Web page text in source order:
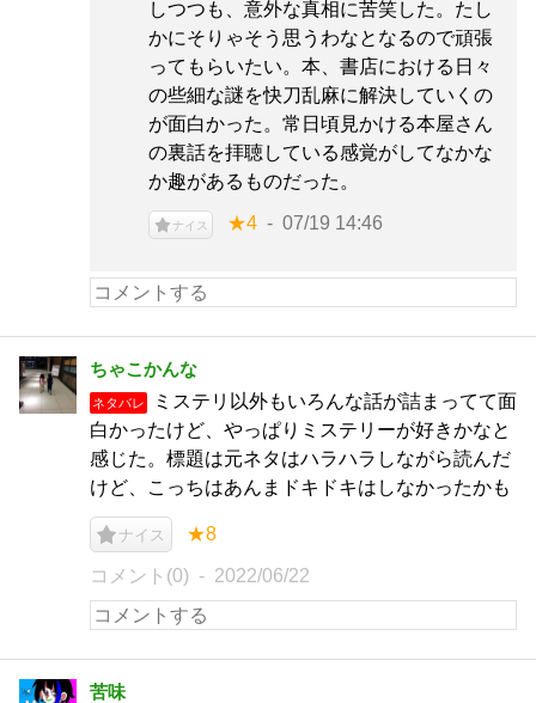
しつつも、意外な真相に苦笑した。たし
かにそりゃそう思うわなとなるので頑張
ってもらいたい。本、書店における日々
の些細な謎を快刀乱麻に解決していくの
が面白かった。常日頃見かける本屋さん
の裏話を拝聴している感覚がしてなかな
か趣があるものだった。
ナイス ★4 07/19 14:46
ちゃこかんな
ネタバレ
ミステリ以外もいろんな話が詰まってて面
白かったけど、やっぱりミステリーが好きかなと
感じた。標題は元ネタはハラハラしながら読んだ
けど、こっちはあんまドキドキはしなかったかも
ナイス ★8
コメント(0) 2022/06/22
苦味